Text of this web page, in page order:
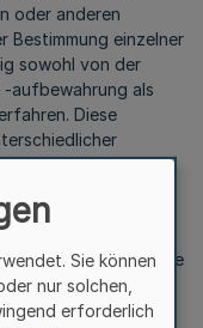
oder anderen
Bestimmung einzelner
sowohl von der
aufbewahrung als
Diese
bei den
Ergebnisse erzielt
die
Sie können
nur solchen,
erforderlich